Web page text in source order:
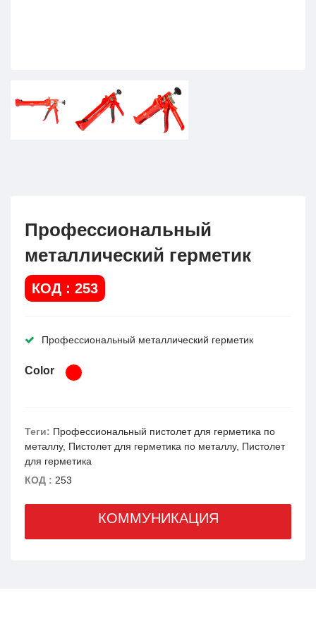
Профессиональный
металлический герметик
КОД : 253
Профессиональный металлический герметик
Color
Теги: Профессиональный пистолет для герметика по
металлу, Пистолет для герметика по металлу, Пистолет
для герметика
КОД : 253
КОММУНИКАЦИЯ